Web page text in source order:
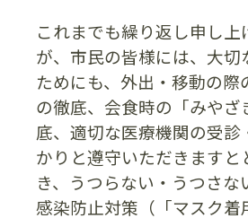
これまでも繰り返し申し上
が、市民の皆様には、大切
ためにも、外出・移動の際
の徹底、会食時の「みやざ
底、適切な医療機関の受診
かりと遵守いただきますと
き、うつらない・うつさな
感染防止対策（「マスク着